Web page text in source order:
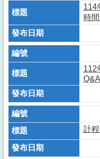
114
時間
112
Q&A
計